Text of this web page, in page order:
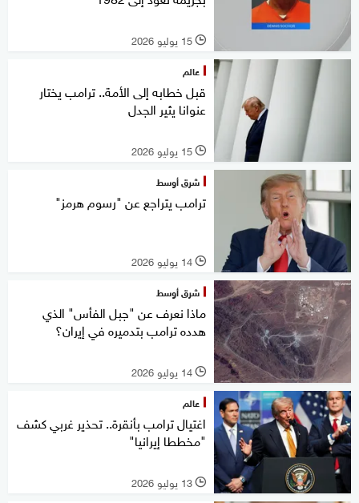
l 15 يوليو 2026
عالم
قبل خطابه إلى الأمة.. ترامب يختار
عنوانا يثير الجدل
l 15 يوليو 2026
شرق أوسط
ترامب يتراجع عن "رسوم هرمز"
l 14 يوليو 2026
شرق أوسط
ماذا نعرف عن "جبل الفأس" الذي
هدده ترامب بتدميره في إيران؟
l 14 يوليو 2026
عالم
اغتيال ترامب بأنقرة.. تحذير غربي كشف
"مخططا إيرانيا"
l 13 يوليو 2026